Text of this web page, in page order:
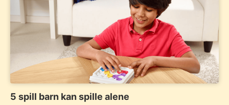
5 spill barn kan spille alene